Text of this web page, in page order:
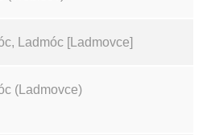
Ladmóc [Ladmovce]
(Ladmovce)